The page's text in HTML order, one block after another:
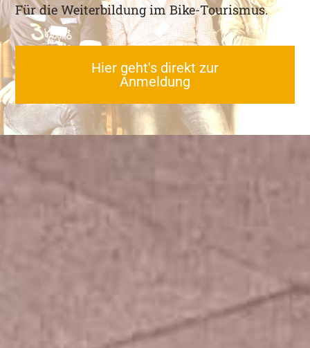
Für die Weiterbildung im Bike-Tourismus.
Hier geht's direkt zur
Anmeldung